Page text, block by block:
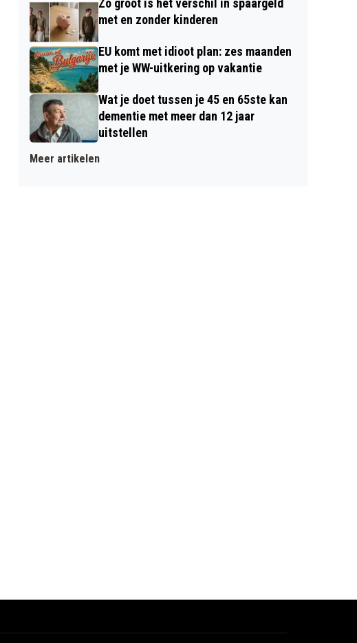
Zo groot is het verschil in spaargeld
met en zonder kinderen
EU komt met idioot plan: zes maanden
met je WW-uitkering op vakantie
Wat je doet tussen je 45 en 65ste kan
dementie met meer dan 12 jaar
uitstellen
Meer artikelen